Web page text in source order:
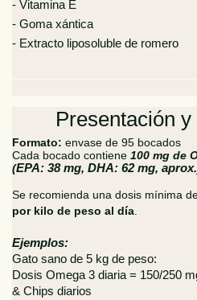
- Vitamina E
- Goma xántica
- Extracto liposoluble de romero
Presentación
Formato: envase de 95 bocados
Cada bocado contiene 100 mg de
(EPA: 38 mg, DHA: 62 mg,
Se recomienda una dosis mínima
por kilo de peso al día.
Ejemplos:
Gato sano de 5 kg de peso:
Dosis Omega 3 diaria = 150/250
& Chips diarios